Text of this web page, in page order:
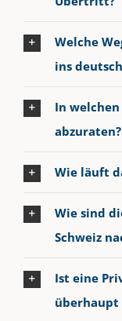
Welche
ins
In
abzuraten?
Wie läuft
Wie sind
Schweiz
Ist eine
überhaupt